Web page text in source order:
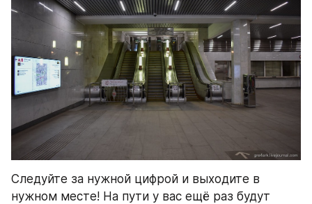
Следуйте за нужной цифрой и выходите в
нужном месте! На пути у вас ещё раз будут